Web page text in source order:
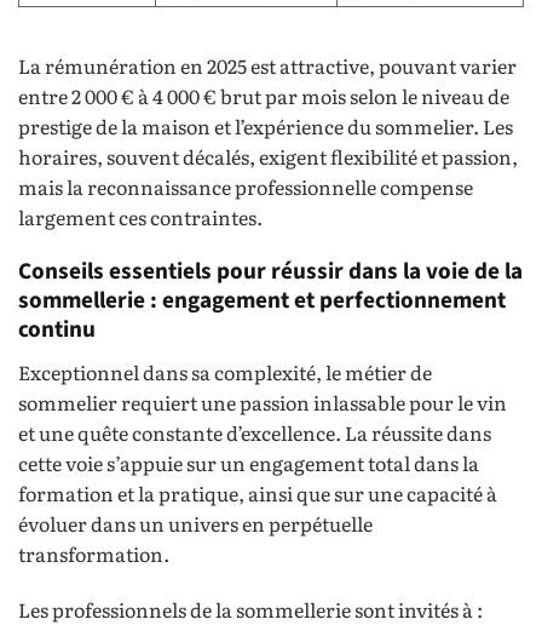
La rémunération en 2025 est attractive, pouvant varier
entre 2 000 € à 4 000 € brut par mois selon le niveau de
prestige de la maison et l’expérience du sommelier. Les
horaires, souvent décalés, exigent flexibilité et passion,
mais la reconnaissance professionnelle compense
largement ces contraintes.
Conseils essentiels pour réussir dans la voie de la
sommellerie : engagement et perfectionnement
continu
Exceptionnel dans sa complexité, le métier de
sommelier requiert une passion inlassable pour le vin
et une quête constante d’excellence. La réussite dans
cette voie s’appuie sur un engagement total dans la
formation et la pratique, ainsi que sur une capacité à
évoluer dans un univers en perpétuelle
transformation.
Les professionnels de la sommellerie sont invités à :